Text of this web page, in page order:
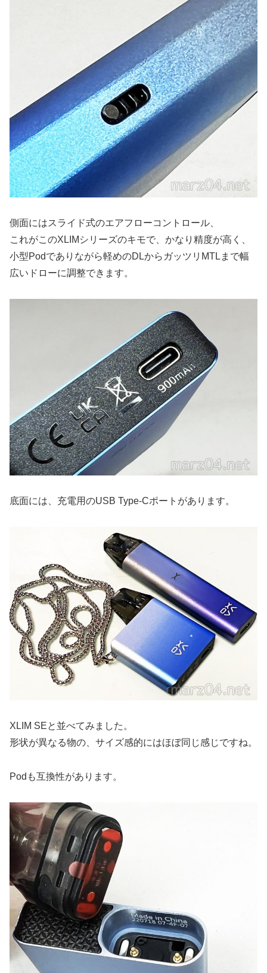
側面にはスライド式のエアフローコントロール、
これがこのXLIMシリーズのキモで、かなり精度が高く、
小型Podでありながら軽めのDLからガッツリMTLまで幅
広いドローに調整できます。
底面には、充電用のUSB Type-Cポートがあります。
XLIM SEと並べてみました。
形状が異なる物の、サイズ感的にはほぼ同じ感じですね。
Podも互換性があります。